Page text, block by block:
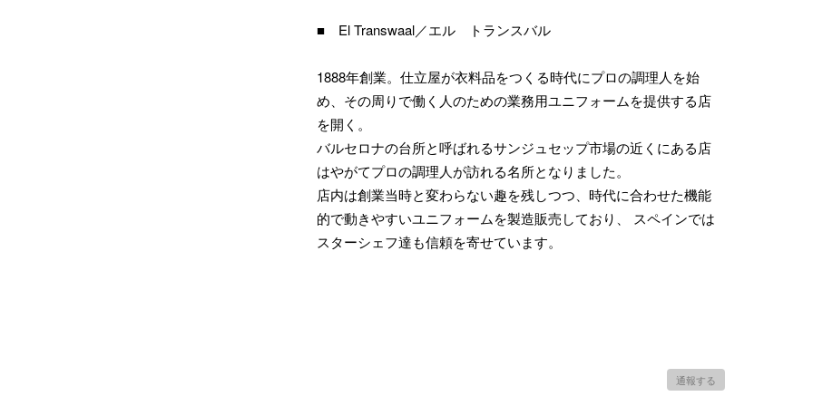
■ El Transwaal／エル トランスバル
1888年創業。仕立屋が衣料品をつくる時代にプロの調理人を始
め、その周りで働く人のための業務用ユニフォームを提供する店
を開く。
バルセロナの台所と呼ばれるサンジュセップ市場の近くにある店
はやがてプロの調理人が訪れる名所となりました。
店内は創業当時と変わらない趣を残しつつ、時代に合わせた機能
的で動きやすいユニフォームを製造販売しており、 スペインでは
スターシェフ達も信頼を寄せています。
通報する